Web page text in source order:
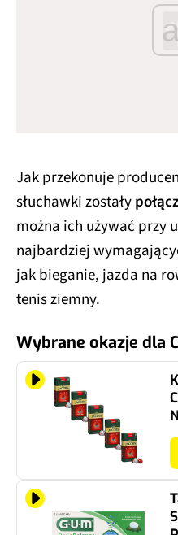
Jak przekonuje
słuchawki zostały
można ich używać przy
najbardziej
jak bieganie, jazda na
tenis ziemny.
Wybrane okazje dla